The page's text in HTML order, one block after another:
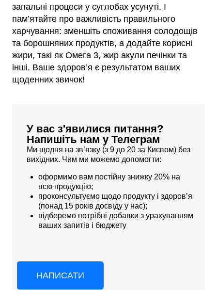
запальні процеси у суглобах усунуті. І
пам’ятайте про важливість правильного
харчування: зменшіть споживання солодощів
та борошняних продуктів, а додайте корисні
жири, такі як Омега 3, жир акули печінки та
інші. Ваше здоров’я є результатом ваших
щоденних звичок!
У вас з'явилися питання?
Напишіть нам у Телеграм
Ми щодня на зв’язку (з 9 до 20 за Києвом) без
вихідних. Чим ми можемо допомогти:
оформимо вам постійну знижку 20% на
всю продукцію;
проконсультуємо щодо продукту і здоров’я
(понад 15 років досвіду у нас);
підберемо потрібні добавки з урахуванням
ваших запитів і бюджету
НАПИСАТИ